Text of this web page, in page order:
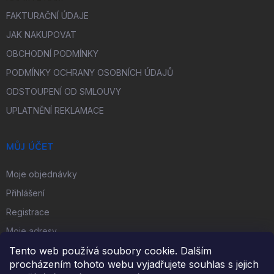
Tento web používá soubory cookie. Dalším
procházením tohoto webu vyjadřujete souhlas s jejich
FAKTURAČNÍ ÚDAJE
JAK NAKUPOVAT
OBCHODNÍ PODMÍNKY
PODMÍNKY OCHRANY OSOBNÍCH ÚDAJŮ
ODSTOUPENÍ OD SMLOUVY
UPLATNĚNÍ REKLAMACE
MŮJ ÚČET
Moje objednávky
Přihlášení
Registrace
Moje adresy
FACEBOOK